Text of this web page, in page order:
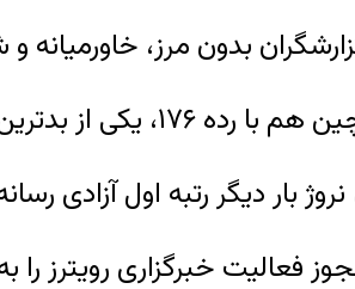
بدون مرز،
کشورها برای روزنامه‌نگاران است.
نروژ بار دیگر رتبه اول آزادی